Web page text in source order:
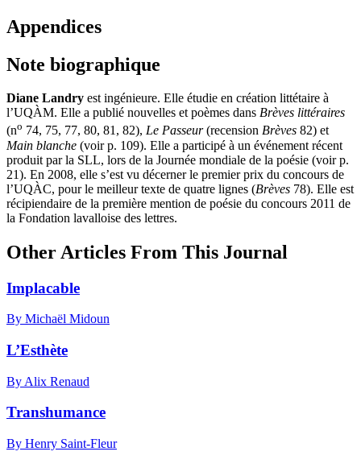
Appendices
Note biographique
Diane Landry est ingénieure. Elle étudie en création littétaire à
l’UQÀM. Elle a publié nouvelles et poèmes dans Brèves littéraires
(no 74, 75, 77, 80, 81, 82), Le Passeur(recension Brèves 82) et
Main blanche (voir p. 109). Elle a participé à un événement récent
produit par la SLL, lors de la Journée mondiale de la poésie (voir p.
21). En 2008, elle s’est vu décerner le premier prix du concours de
l’UQÀC, pour le meilleur texte de quatre lignes (Brèves 78). Elle est
récipiendaire de la première mention de poésie du concours 2011 de
la Fondation lavalloise des lettres.
Other Articles From This Journal
Implacable
By Michaël Midoun
L’Esthète
By Alix Renaud
Transhumance
By Henry Saint-Fleur